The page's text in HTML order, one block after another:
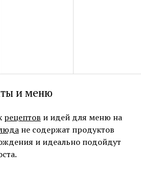
и меню
рецептов и идей для меню на
не содержат продуктов
и идеально подойдут